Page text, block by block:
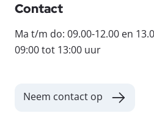
Contact
Ma t/m do: 09.00-12.00 en
09:00 tot 13:00 uur
Neem contact op